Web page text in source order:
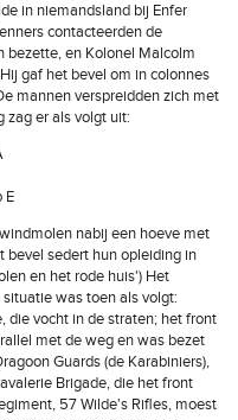
in niemandsland bij Enfer
contacteerden de
bezette, en Kolonel Malcolm
gaf het bevel om in colonnes
mannen verspreidden zich met
zag er als volgt uit:
E
nabij een hoeve met
bevel sedert hun opleiding in
en het rode huis') Het
was toen als volgt:
die vocht in de straten; het front
met de weg en was bezet
Guards (de Karabiniers),
Brigade, die het front
57 Wilde's Rifles, moest